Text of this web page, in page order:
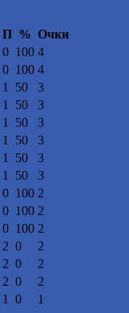
П % Очки
0 100 4
0 100 4
1 50
3
1 50
3
1 50
3
1 50
3
1 50
3
1 50
3
0 100 2
0 100 2
0 100 2
2 0
2
2 0
2
2 0
2
1 0
1